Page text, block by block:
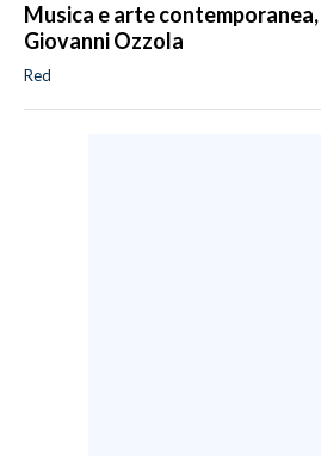
Musica e arte
Giovanni Ozzola
Red